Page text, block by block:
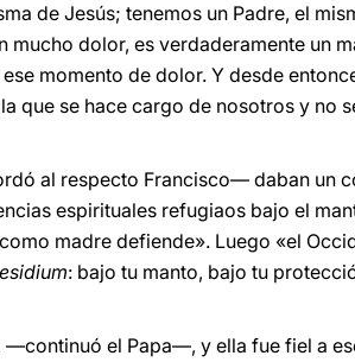
de Jesús; tenemos un Padre, el
mucho dolor, es verdaderamente un
momento de dolor. Y desde
que se hace cargo de nosotros y no
al respecto Francisco— daban un
espirituales refugiaos bajo el
madre defiende». Luego «el
: bajo tu manto, bajo tu
el Papa—, y ella fue fiel a